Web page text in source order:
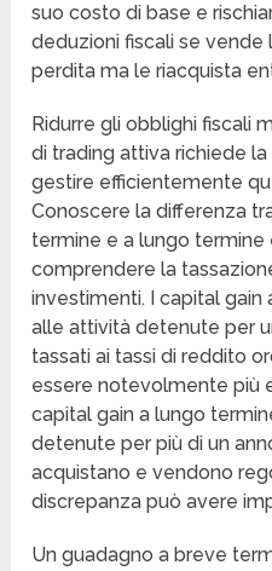
suo costo di base e
deduzioni fiscali se vende
perdita ma le riacquista
Ridurre gli obblighi fiscali
di trading attiva richiede
gestire efficientemente
Conoscere la differenza
termine e a lungo termine
comprendere la
investimenti. I capital
alle attività detenute per
tassati ai tassi di reddito
essere notevolmente più
capital gain a lungo
detenute per più di un
acquistano e vendono
discrepanza può avere
Un guadagno a breve